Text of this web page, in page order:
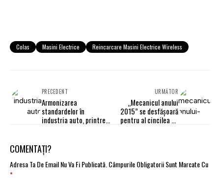
Colas Masini Electrice Reincarcare Masini Electrice Wireless
PRECEDENT
Armonizarea
standardelor în
industria auto, printre
SUA
URMĂTOR
„Mecanicul anului
2015” se desfăşoară
pentru al cincilea an
COMENTAȚI?
Adresa Ta De Email Nu Va Fi Publicată.Câmpurile Obligatorii Sunt Marcate Cu
*